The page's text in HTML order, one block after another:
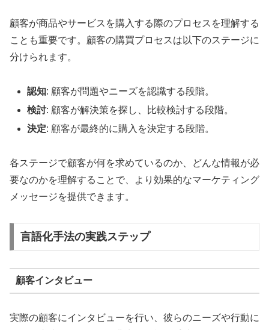
顧客が商品やサービスを購入する際のプロセスを理解する
ことも重要です。顧客の購買プロセスは以下のステージに
分けられます。
認知: 顧客が問題やニーズを認識する段階。
検討: 顧客が解決策を探し、比較検討する段階。
決定: 顧客が最終的に購入を決定する段階。
各ステージで顧客が何を求めているのか、どんな情報が必
要なのかを理解することで、より効果的なマーケティング
メッセージを提供できます。
言語化手法の実践ステップ
顧客インタビュー
実際の顧客にインタビューを行い、彼らのニーズや行動に